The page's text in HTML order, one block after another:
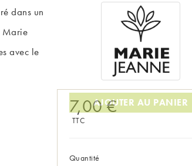
dans un
Marie
avec le
7,00 €
TTC
Quantité
AJOUTER AU PANIER